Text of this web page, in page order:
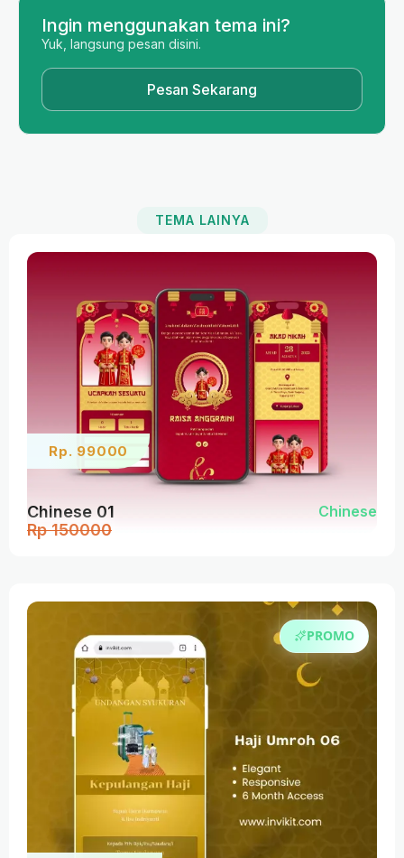
Ingin menggunakan tema ini?
Yuk, langsung pesan disini.
Pesan Sekarang
TEMA LAINYA
Rp. 99000
Chinese 01 Chinese
Rp 150000
PROMO